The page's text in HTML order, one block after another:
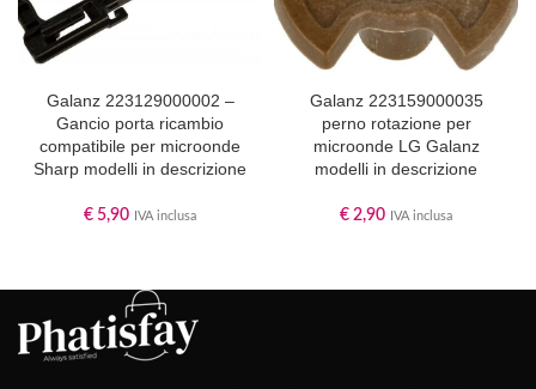
Galanz 223129000002 –
Gancio porta ricambio
compatibile per microonde
Sharp modelli in descrizione
€ 5,90 IVA inclusa
Galanz 223159000035
perno rotazione per
microonde LG Galanz
modelli in descrizione
€ 2,90 IVA inclusa